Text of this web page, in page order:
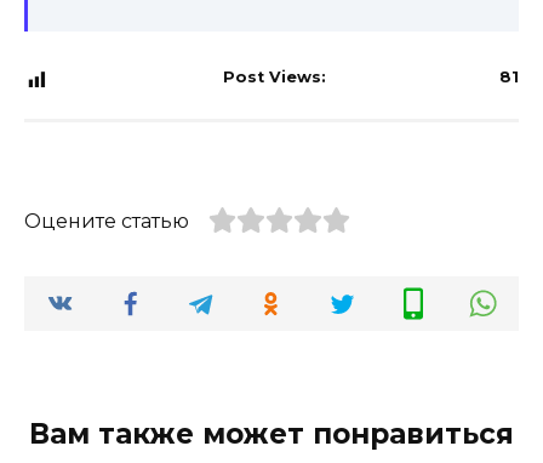
Post Views: 81
Оцените статью
Вам также может понравиться